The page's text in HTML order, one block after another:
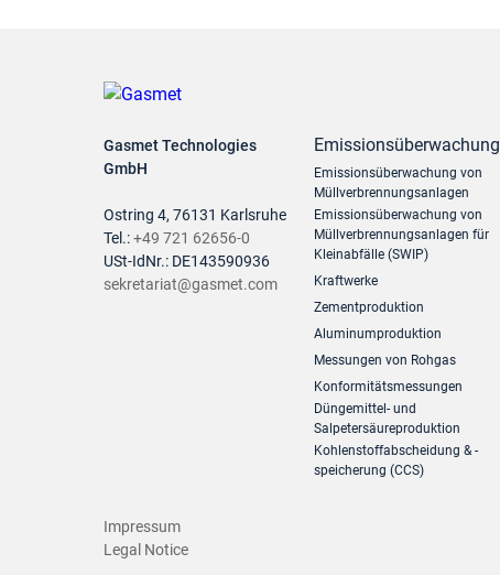
Gasmet Technologies
GmbH
Ostring 4, 76131 Karlsruhe
Tel.:+49 721 62656-0
USt-IdNr.: DE143590936
sekretariat@gasmet.com
Emissionsüberwachung
Emissionsüberwachung von
Müllverbrennungsanlagen
Emissionsüberwachung von
Müllverbrennungsanlagen für
Kleinabfälle (SWIP)
Kraftwerke
Zementproduktion
Aluminumproduktion
Messungen von Rohgas
Konformitätsmessungen
Düngemittel- und
Salpetersäureproduktion
Kohlenstoffabscheidung & -
speicherung (CCS)
Impressum
Legal Notice